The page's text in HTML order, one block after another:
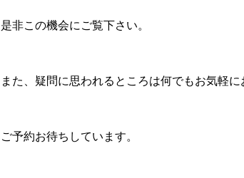
是非この機会にご覧下さい。
また、疑問に思われるところは何でもお気軽に
ご予約お待ちしています。